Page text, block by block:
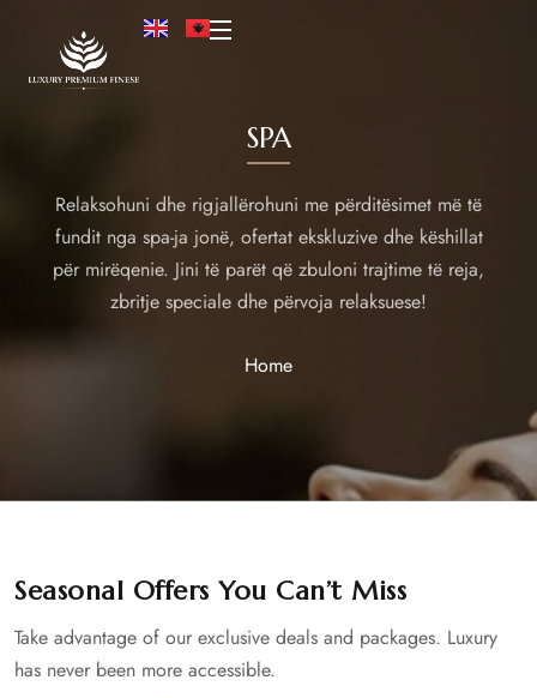
SPA
Relaksohuni dhe rigjallërohuni me përditësimet më të
fundit nga spa-ja jonë, ofertat ekskluzive dhe këshillat
për mirëqenie. Jini të parët që zbuloni trajtime të reja,
zbritje speciale dhe përvoja relaksuese!
Home
Seasonal Offers You Can’t Miss
Take advantage of our exclusive deals and packages. Luxury
has never been more accessible.